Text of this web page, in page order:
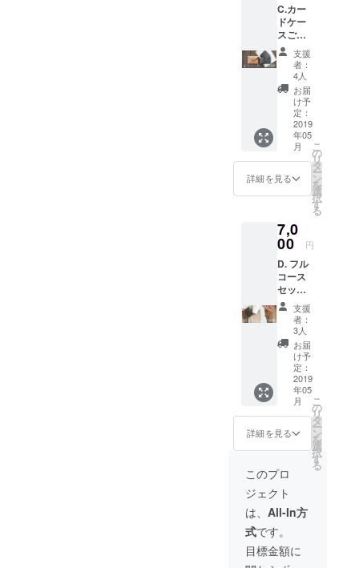
レーションした
作品や情報をご
紹介しておりま
す。
C.カー
ドケー
スご予
約
¥4,000
(5月中
旬発送
予定)
youme
anの
カード
ケース
と
youme
anのロ
ゴ入り
カーを
お付け
してお
届けい
たしま
す。
支援
者：
4人
お届
け予
定：
2019
年05
月
詳細を見る
こ
の
リ
タ
ー
ン
を
選
択
す
る
7,0
00 円
D. フル
コース
セット
¥7,000
(5月中
旬発送
予定)
A・B・
Cのフル
コー
ス。
カード
ケース
にプラ
スし
て、
ムック
本と
youme
anロゴ
入りス
テッ
カーを
お届け
支援
者：
3人
お届
け予
定：
2019
年05
月
詳細を見る
こ
の
リ
タ
ー
ン
を
選
択
す
る
このプロ
ジェクト
は、 All-In方
式です。
目標金額に